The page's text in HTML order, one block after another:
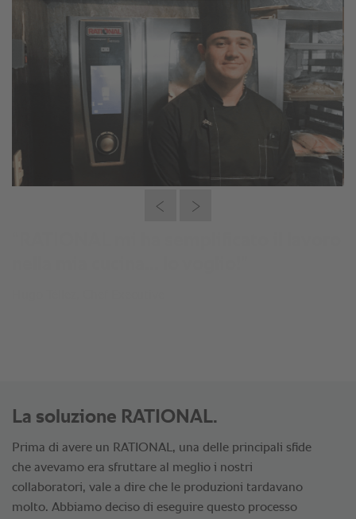
La soluzione RATIONAL.
Prima di avere un RATIONAL, una delle principali sfide
che avevamo era sfruttare al meglio i nostri
collaboratori, vale a dire che le produzioni tardavano
molto. Abbiamo deciso di eseguire questo processo